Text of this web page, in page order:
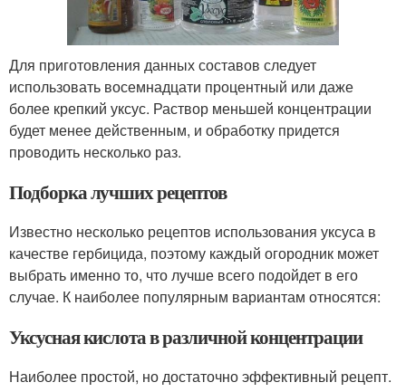
Для приготовления данных составов следует
использовать восемнадцати процентный или даже
более крепкий уксус. Раствор меньшей концентрации
будет менее действенным, и обработку придется
проводить несколько раз.
Подборка лучших рецептов
Известно несколько рецептов использования уксуса в
качестве гербицида, поэтому каждый огородник может
выбрать именно то, что лучше всего подойдет в его
случае. К наиболее популярным вариантам относятся:
Уксусная кислота в различной концентрации
Наиболее простой, но достаточно эффективный рецепт.